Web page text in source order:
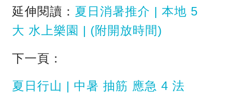
延伸閱讀： 夏日消暑推介 | 本地 5
大 水上樂園 | (附開放時間)
下一頁：
夏日行山 | 中暑 抽筋 應急 4 法